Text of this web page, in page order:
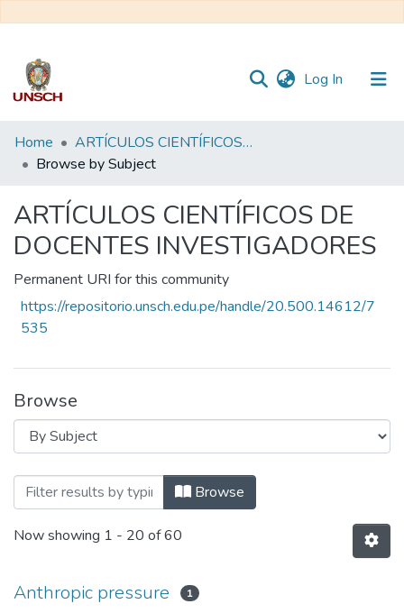
Log In (current)
Communities
&
All of DSpace
Home
ARTÍCULOS CIENTÍFICOS DE DOCENTES INVESTIGADORES
Browse by Subject
ARTÍCULOS CIENTÍFICOS DE
DOCENTES INVESTIGADORES
Permanent URI for this community
https://repositorio.unsch.edu.pe/handle/20.500.14612/7
535
Browse
Browsing ARTÍCULOS CIENTÍFICOS DE
Browse
Now showing 1 - 20 of 60
Anthropic pressure 1